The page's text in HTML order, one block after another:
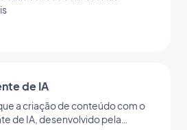
de IA
a criação de conteúdo com o
de IA, desenvolvido pela